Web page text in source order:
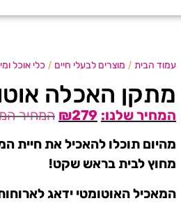
עמוד הבית / מוצרים לבעלי חיים / כלי אוכל
מתקן האכלה
₪279
מהיום תוכלו להאכיל את חיית
מחוץ לבית בראש שקט!
המאכיל האוטומטי ידאג